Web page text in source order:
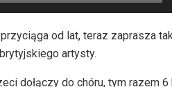
od lat, teraz zaprasza
artysty.
dołączy do chóru, tym razem 6